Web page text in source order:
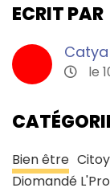
ECRIT PAR
le
Bien être
Diomandé